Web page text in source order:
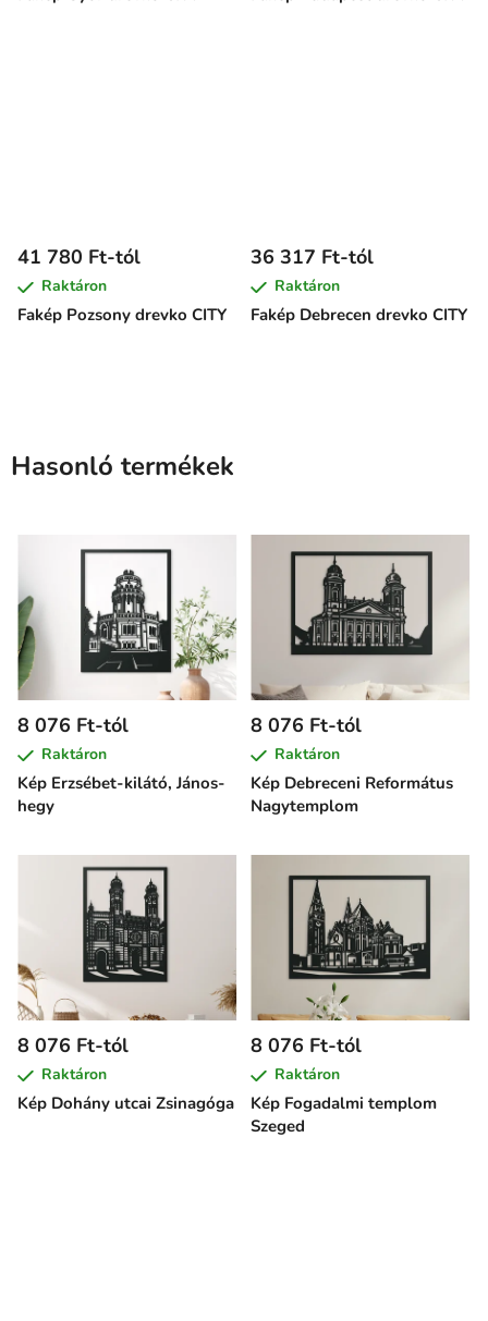
Fakép Pozsony drevko CITY
41 780 Ft-tól
Raktáron
Fakép Debrecen drevko CITY
36 317 Ft-tól
Raktáron
Hasonló termékek
Kép Erzsébet-kilátó, János-
hegy
8 076 Ft-tól
Raktáron
Kép Debreceni Református
Nagytemplom
8 076 Ft-tól
Raktáron
Kép Dohány utcai Zsinagóga
8 076 Ft-tól
Raktáron
Kép Fogadalmi templom
Szeged
8 076 Ft-tól
Raktáron